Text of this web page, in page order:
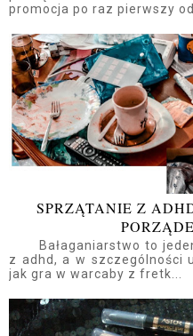
promocja po raz pierwszy
SPRZĄTANIE Z
Bałaganiarstwo to jeden
z adhd, a w szczególności
jak gra w warcaby z fretk...